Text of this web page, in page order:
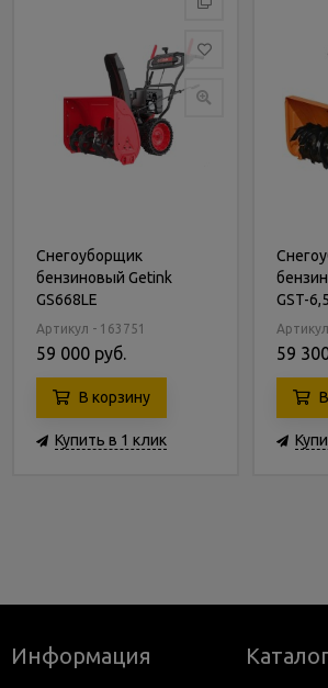
Снегоуборщик
бензиновый Getink
GS668LE
Артикул - 163751
59 000 руб.
В корзину
Купить в 1 клик
GST-
59
Информация